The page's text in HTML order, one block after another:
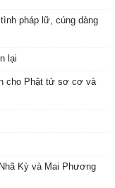
pháp lữ, cúng dàng
lại
cho Phật tử sơ cơ và
Kỳ và Mai Phương